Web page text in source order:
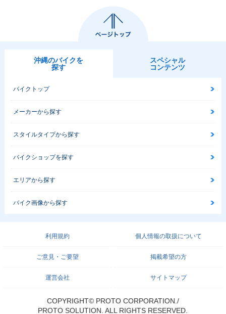
沖縄のバイクを
探す
スペシャル
コンテンツ
バイクトップ
メーカーから探す
スタイルタイプから探す
バイクショップを探す
エリアから探す
バイク画像から探す
利用規約 個人情報の取扱について
ご意見・ご要望 掲載希望の方
運営会社 サイトマップ
COPYRIGHT© PROTO CORPORATION./
PROTO SOLUTION. ALL RIGHTS RESERVED.